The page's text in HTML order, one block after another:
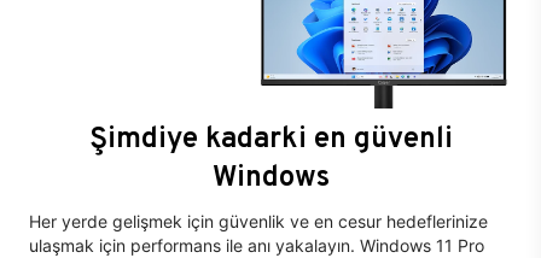
Şimdiye kadarki en güvenli
Windows
Her yerde gelişmek için güvenlik ve en cesur hedeflerinize
ulaşmak için performans ile anı yakalayın. Windows 11 Pro